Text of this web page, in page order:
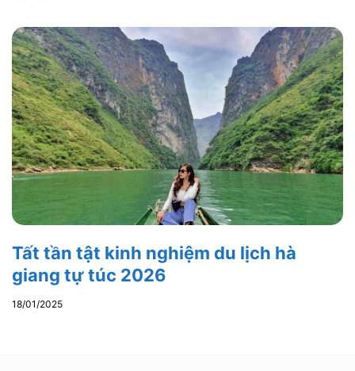
Tất tần tật kinh nghiệm du lịch hà
giang tự túc 2026
18/01/2025